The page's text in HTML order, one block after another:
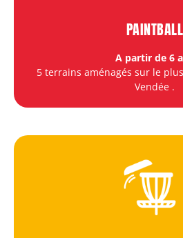
PAINTBALL
A partir de 6
5 terrains aménagés sur le
Vendée .